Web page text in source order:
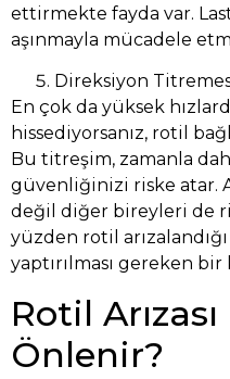
ettirmekte fayda var.
aşınmayla mücadele
Direksiyon
En çok da yüksek
hissediyorsanız, rotil
Bu titreşim, zamanla
güvenliğinizi riske atar.
değil diğer bireyleri de
yüzden rotil
yaptırılması gereken bir
Rotil Arızası
Önlenir?